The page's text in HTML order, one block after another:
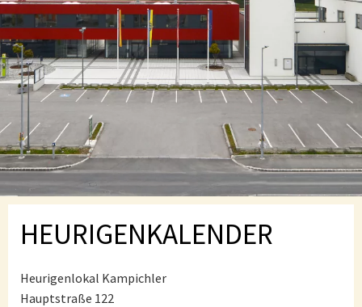
HEURIGENKALENDER
Heurigenlokal Kampichler
Hauptstraße 122